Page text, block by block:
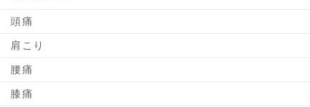
頭痛
肩こり
腰痛
膝痛